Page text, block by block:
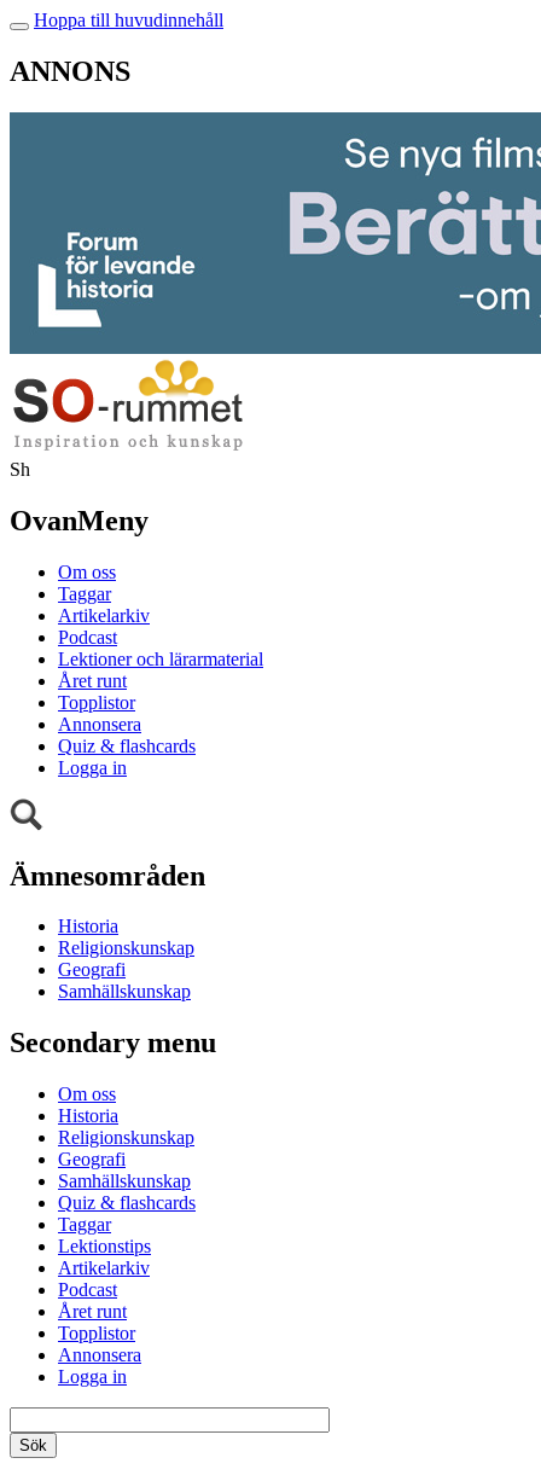
Hoppa till huvudinnehåll
ANNONS
Sh
OvanMeny
Om oss
Taggar
Artikelarkiv
Podcast
Lektioner och lärarmaterial
Året runt
Topplistor
Annonsera
Quiz & flashcards
Logga in
Ämnesområden
Historia
Religionskunskap
Geografi
Samhällskunskap
Secondary menu
Om oss
Historia
Religionskunskap
Geografi
Samhällskunskap
Quiz & flashcards
Taggar
Lektionstips
Artikelarkiv
Podcast
Året runt
Topplistor
Annonsera
Logga in